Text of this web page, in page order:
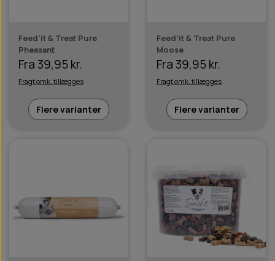
Feed'it & Treat Pure
Pheasant
Fra 39,95 kr.
Fragt omk. tillægges
Flere varianter
Feed'it & Treat Pure
Moose
Fra 39,95 kr.
Fragt omk. tillægges
Flere varianter